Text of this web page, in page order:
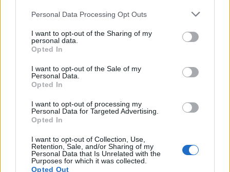
Please note that this website/app uses one or more Google
not limited to your visit or usage behaviour. You may click to
grant or deny consent to Google and its third-party tags to
use your data for below specified purposes in below Google
consent section.
Personal Data Processing Opt Outs
I want to opt-out of the Sharing of my
personal data.
Opted In
I want to opt-out of the Sale of my
Personal Data.
Opted In
I want to opt-out of processing my
Personal Data for Targeted Advertising.
Opted In
I want to opt-out of Collection, Use,
Retention, Sale, and/or Sharing of my
Personal Data that Is Unrelated with the
Purposes for which it was collected.
Opted Out
Mikel: Μετά την Τουρκία «απόβαση» σε Ινδία και
Μπανγκλαντές
Με ταχύτατους ρυθμούς συνεχίζεται η διεθνής επέκταση της
Mikel. Το βλέμμα πλέον και στη Νότια Ασία όπου έχει
υπογράψει δύο συμφωνίες σε Ινδία και Μπανγκλαντές. Τι
Λευτέρης Κυριακάκης.
24.01.2025 16:31
Κωστής